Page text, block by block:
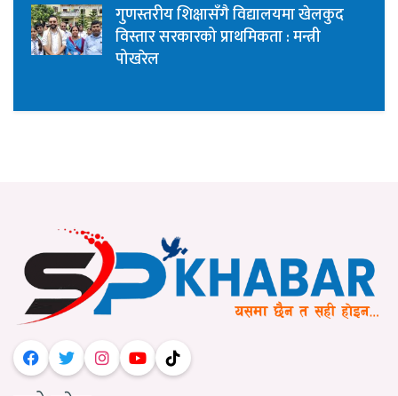
गुणस्तरीय शिक्षासँगै विद्यालयमा खेलकुद
विस्तार सरकारको प्राथमिकता : मन्त्री
पोखरेल